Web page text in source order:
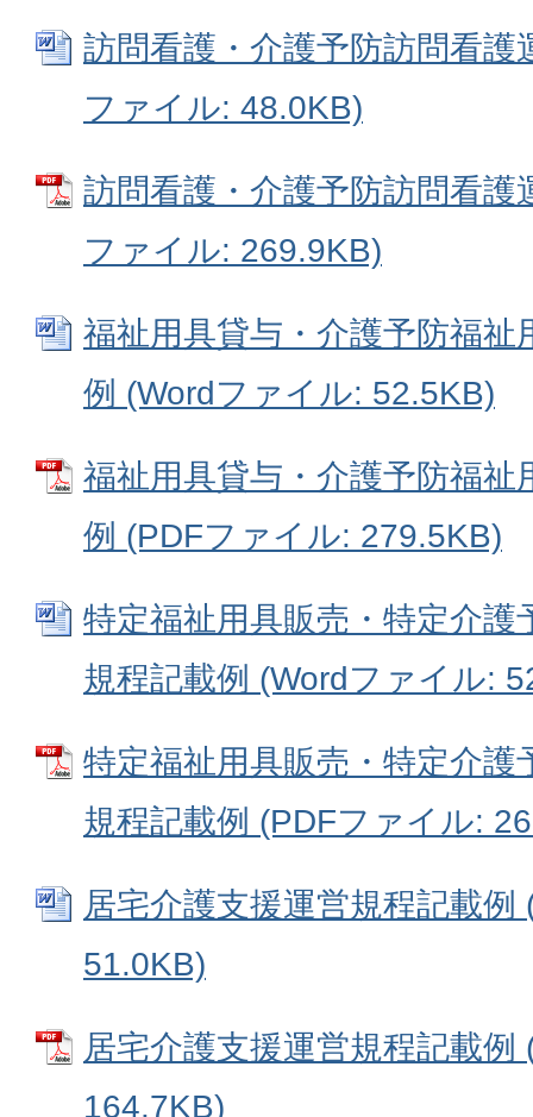
訪問看護・介護予防訪問看護
ファイル: 48.0KB)
訪問看護・介護予防訪問看護
ファイル: 269.9KB)
福祉用具貸与・介護予防福祉
例 (Wordファイル: 52.5KB)
福祉用具貸与・介護予防福祉
例 (PDFファイル: 279.5KB)
特定福祉用具販売・特定介護
規程記載例 (Wordファイル:
特定福祉用具販売・特定介護
規程記載例 (PDFファイル:
居宅介護支援運営規程記載例
51.0KB)
居宅介護支援運営規程記載
164.7KB)